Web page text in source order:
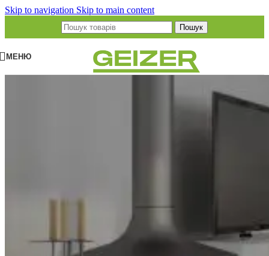
Skip to navigation Skip to main content
Пошук
МЕНЮ